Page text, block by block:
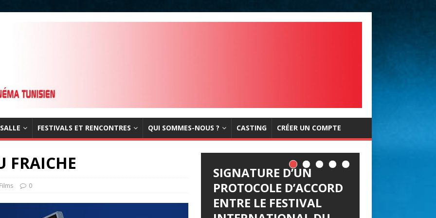
FESTIVALS ET RENCONTRES QUI SOMMES-NOUS ? CASTING CRÉER UN COMPTE
FRAICHE
Films 0
SIGNATURE D’UN
PROTOCOLE D’ACCORD
ENTRE LE FESTIVAL